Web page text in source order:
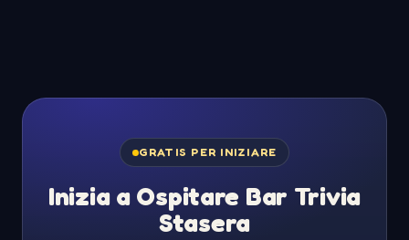
GRATIS PER INIZIARE
Inizia a Ospitare Bar Trivia
Stasera